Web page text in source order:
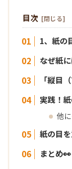
目次
1、紙の
なぜ紙
「縦目
実践！
他
紙の目
まとめ👀